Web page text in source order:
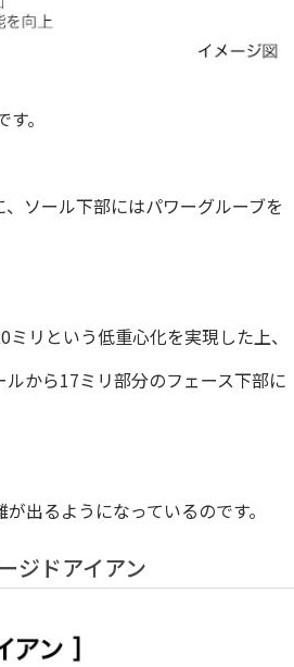
。
ソール下部にはパワーグルーブを
リという低重心化を実現した上、
から17ミリ部分のフェース下部に
出るようになっているのです。
ジドアイアン